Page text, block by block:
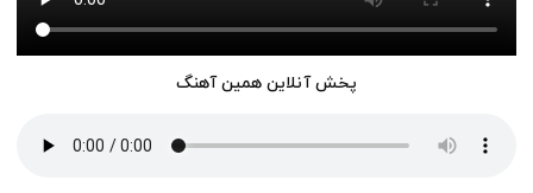
پخش آنلاین همین آهنگ